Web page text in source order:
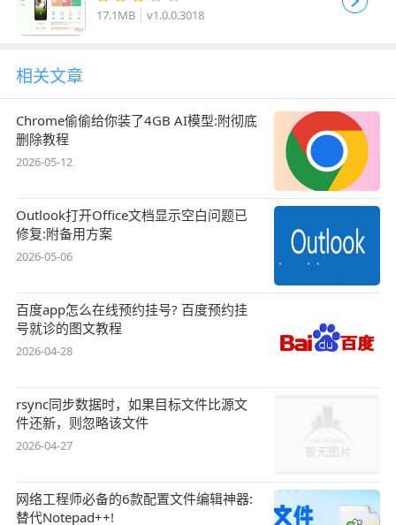
17.1MB v1.0.0.3018
相关文章
Chrome偷偷给你装了4GB AI模型:附彻底
删除教程
2026-05-12
Outlook打开Office文档显示空白问题已
修复:附备用方案
2026-05-06
百度app怎么在线预约挂号? 百度预约挂
号就诊的图文教程
2026-04-28
rsync同步数据时，如果目标文件比源文
件还新，则忽略该文件
2026-04-27
网络工程师必备的6款配置文件编辑神器:
替代Notepad++!